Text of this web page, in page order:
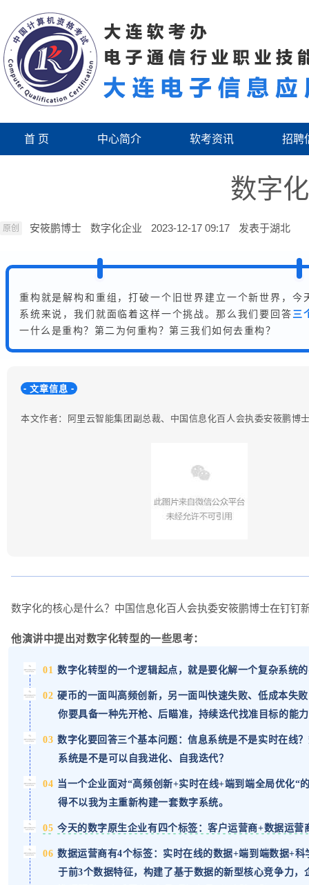
首 页 中心简介 软考资讯 招聘
数字
原创 安筱鹏博士 数字化企业 2023-12-17 09:17 发表于湖北
重构就是解构和重组，打破一个旧世界建立一个新世界，今
系统来说，我们就面临着这样一个挑战。那么我们要回答三
一什么是重构？第二为何重构？第三我们如何去重构？
- 文章信息 -
本文作者：阿里云智能集团副总裁、中国信息化百人会执委安筱鹏博
数字化的核心是什么？中国信息化百人会执委安筱鹏博士在钉钉
他演讲中提出对数字化转型的一些思考：
01 数字化转型的一个逻辑起点，就是要化解一个复杂系统
02 硬币的一面叫高频创新，另一面叫快速失败、低成本失
你要具备一种先开枪、后瞄准，持续迭代找准目标的能
03 数字化要回答三个基本问题：信息系统是不是实时在线
系统是不是可以自我进化、自我迭代？
04 当一个企业面对“高频创新+实时在线+端到端全局优化“
得不以我为主重新构建一套数字系统。
05 今天的数字原生企业有四个标签：客户运营商+数据运营
06 数据运营商有4个标签：实时在线的数据+端到端数据+
于前3个数据特征，构建了基于数据的新型核心竞争力，